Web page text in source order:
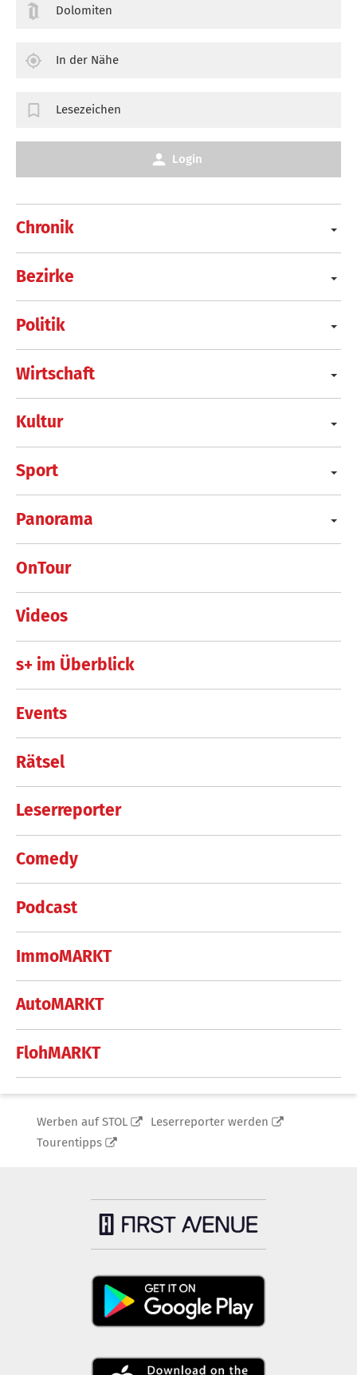
Chronik
Bezirke
Politik
Wirtschaft
Kultur
Sport
Panorama
OnTour
Videos
s+ im Überblick
Events
Rätsel
Leserreporter
Comedy
Podcast
ImmoMARKT
AutoMARKT
FlohMARKT
Dolomiten
In der Nähe
Lesezeichen
Login
Werben auf STOL
Leserreporter werden
Tourentipps